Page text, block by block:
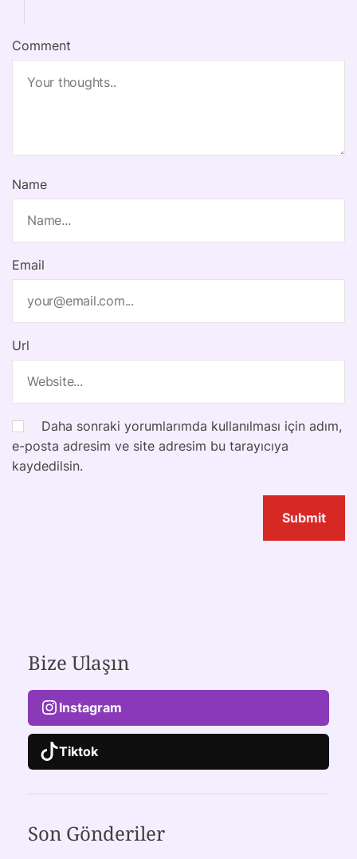
Comment
Name
Email
Url
Daha sonraki yorumlarımda kullanılması için adım,
e-posta adresim ve site adresim bu tarayıcıya
kaydedilsin.
Bize Ulaşın
Instagram
Tiktok
Son Gönderiler